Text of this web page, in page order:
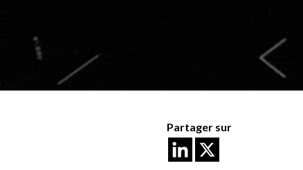
Partager sur